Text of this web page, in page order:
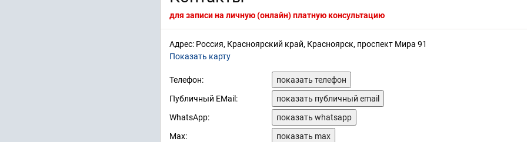
для записи на личную (онлайн) платную консультацию
Адрес: Россия, Красноярский край, Красноярск, проспект Мира 91
Показать карту
Телефон:
показать телефон
Публичный EMail:
показать публичный email
WhatsApp:
показать whatsapp
Max:
показать max